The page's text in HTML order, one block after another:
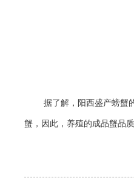
据了解，阳西盛产螃蟹
蟹，因此，养殖的成品蟹品